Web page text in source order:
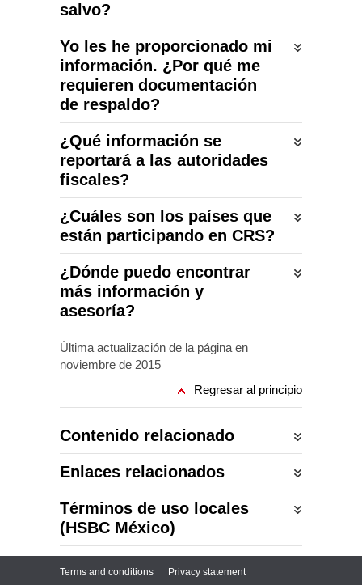
salvo?
Yo les he proporcionado mi
información. ¿Por qué me
requieren documentación
de respaldo?
¿Qué información se
reportará a las autoridades
fiscales?
¿Cuáles son los países que
están participando en CRS?
¿Dónde puedo encontrar
más información y
asesoría?
Última actualización de la página en
noviembre de 2015
Regresar al principio
Contenido relacionado
Enlaces relacionados
Términos de uso locales
(HSBC México)
Terms and conditions
Privacy statement